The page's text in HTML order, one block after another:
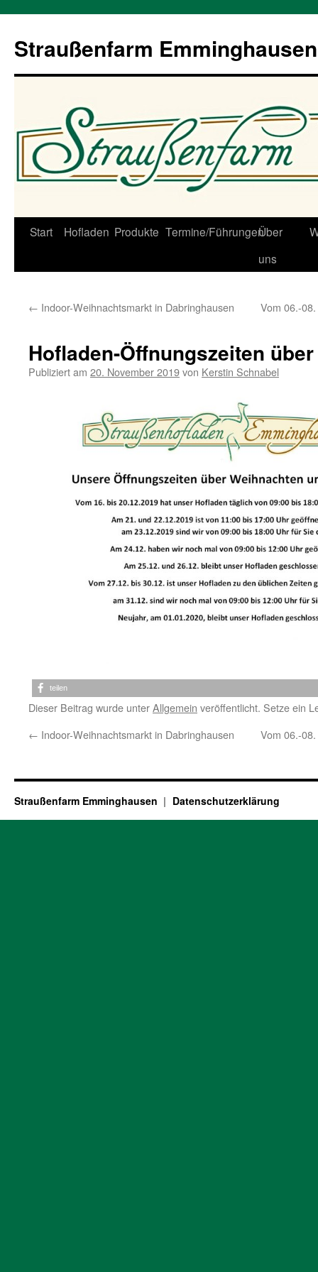
Straußenfarm Emminghausen
Zum
Start Hofladen Produkte Termine/FührungenÜber
uns
← Indoor-Weihnachtsmarkt in Dabringhausen Vom 06.-
Hofladen-Öffnungszeiten
Publiziert am 20. November 2019von Kerstin Schnabel
teilen
Dieser Beitrag wurde unterAllgemein veröffentlicht. Setze ein
← Indoor-Weihnachtsmarkt in Dabringhausen Vom 06.-
Straußenfarm Emminghausen Datenschutzerklärung